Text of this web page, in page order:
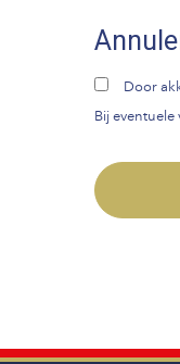
Door
Bij